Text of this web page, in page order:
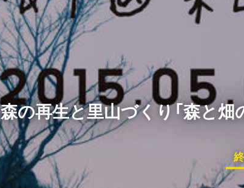
森の再生と里山づくり「森と